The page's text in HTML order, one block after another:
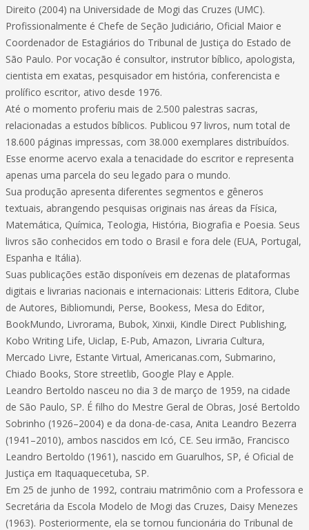
Direito (2004) na Universidade de Mogi das Cruzes (UMC).
Profissionalmente é Chefe de Seção Judiciário, Oficial Maior e
Coordenador de Estagiários do Tribunal de Justiça do Estado de
São Paulo. Por vocação é consultor, instrutor bíblico, apologista,
cientista em exatas, pesquisador em história, conferencista e
prolífico escritor, ativo desde 1976.
Até o momento proferiu mais de 2.500 palestras sacras,
relacionadas a estudos bíblicos. Publicou 97 livros, num total de
18.600 páginas impressas, com 38.000 exemplares distribuídos.
Esse enorme acervo exala a tenacidade do escritor e representa
apenas uma parcela do seu legado para o mundo.
Sua produção apresenta diferentes segmentos e gêneros
textuais, abrangendo pesquisas originais nas áreas da Física,
Matemática, Química, Teologia, História, Biografia e Poesia. Seus
livros são conhecidos em todo o Brasil e fora dele (EUA, Portugal,
Espanha e Itália).
Suas publicações estão disponíveis em dezenas de plataformas
digitais e livrarias nacionais e internacionais: Litteris Editora, Clube
de Autores, Bibliomundi, Perse, Bookess, Mesa do Editor,
BookMundo, Livrorama, Bubok, Xinxii, Kindle Direct Publishing,
Kobo Writing Life, Uiclap, E-Pub, Amazon, Livraria Cultura,
Mercado Livre, Estante Virtual, Americanas.com, Submarino,
Chiado Books, Store streetlib, Google Play e Apple.
Leandro Bertoldo nasceu no dia 3 de março de 1959, na cidade
de São Paulo, SP. É filho do Mestre Geral de Obras, José Bertoldo
Sobrinho (1926–2004) e da dona-de-casa, Anita Leandro Bezerra
(1941–2010), ambos nascidos em Icó, CE. Seu irmão, Francisco
Leandro Bertoldo (1961), nascido em Guarulhos, SP, é Oficial de
Justiça em Itaquaquecetuba, SP.
Em 25 de junho de 1992, contraiu matrimônio com a Professora e
Secretária da Escola Modelo de Mogi das Cruzes, Daisy Menezes
(1963). Posteriormente, ela se tornou funcionária do Tribunal de